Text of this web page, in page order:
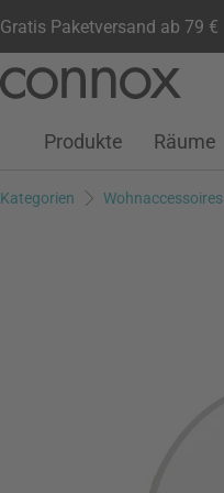
Gratis Paketversand ab 79 €
Kundenkonto
Wunschliste
Warenkorb
Produkte Räume
Kategorien Wohnaccessoires